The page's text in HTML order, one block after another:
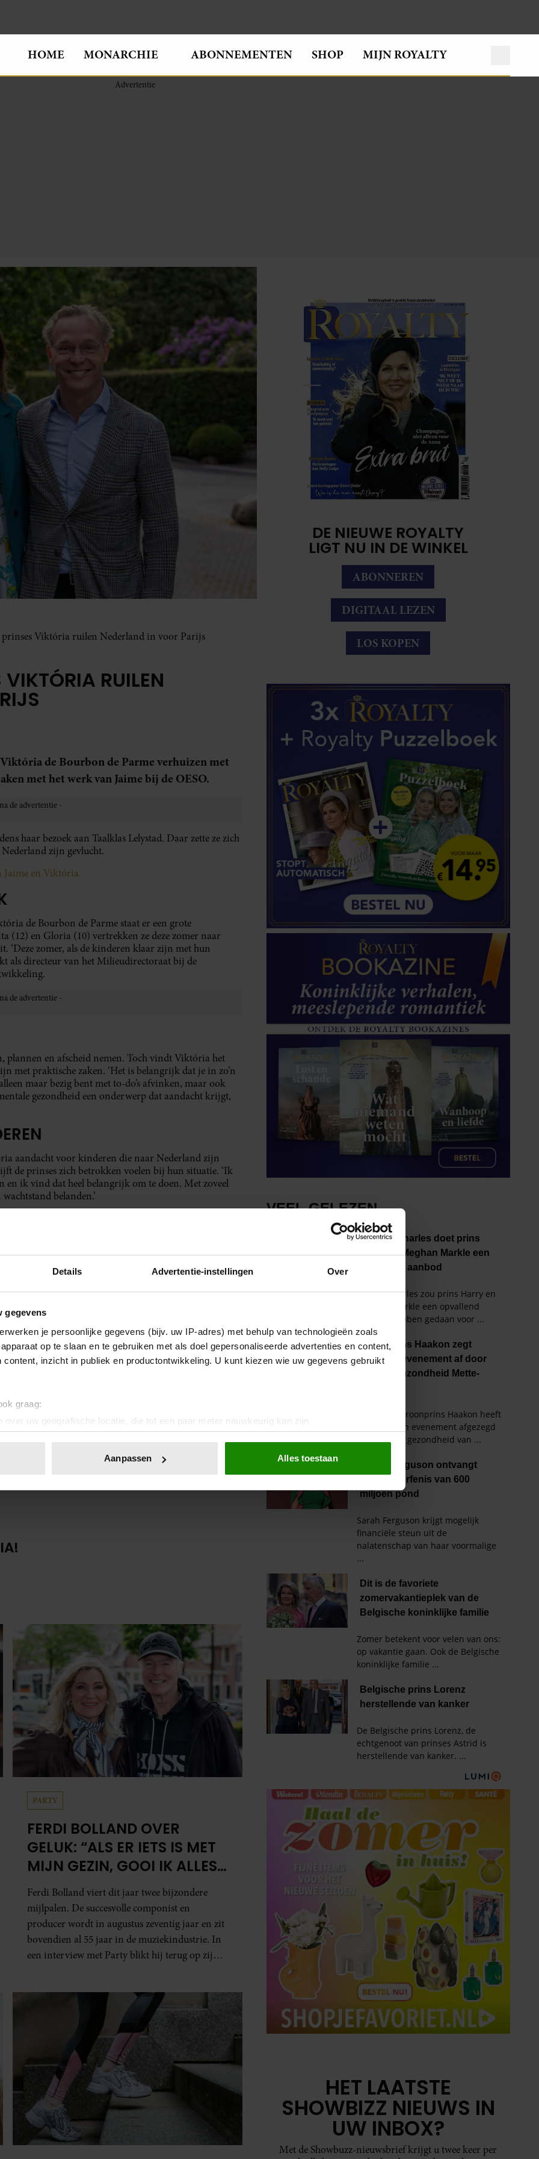
Details Advertentie-instellingen Over
gegevens
je persoonlijke gegevens (bijv. uw IP-adres) met behulp van technologieën zoals
op te slaan en te gebruiken met als doel gepersonaliseerde advertenties en content,
content, inzicht in publiek en productontwikkeling. U kunt kiezen wie uw gegevens gebruikt
graag:
over uw geografische locatie, die tot een paar meter nauwkeurig kan zijn
door het actief te scannen op specifieke eigenschappen (fingerprinting)
of intrekken in de Cookieverklaring.
en advertenties te personaliseren, om functies voor social media te bieden en om ons
Ook delen we informatie over uw gebruik van onze site met onze partners voor social
Deze partners kunnen deze gegevens combineren met andere informatie die u aan ze heeft
op basis van uw gebruik van hun services. U gaat akkoord met onze cookies als u
Aanpassen Alles toestaan
HOME MONARCHIE ABONNEMENTEN SHOP MIJN ROYALTY
prinses Viktória ruilen Nederland in voor Parijs
RUILEN
de Bourbon de Parme verhuizen met
met het werk van Jaime bij de OESO.
haar bezoek aan Taalklas Lelystad. Daar zette ze zich
zijn gevlucht.
Jaime en Viktória
de Bourbon de Parme staat er een grote
(12) en Gloria (10) vertrekken ze deze zomer naar
‘Deze zomer, als de kinderen klaar zijn met hun
als directeur van het Milieudirectoraat bij de
plannen en afscheid nemen. Toch vindt Viktória het
met praktische zaken. ‘Het is belangrijk dat je in zo’n
maar bezig bent met to-do’s afvinken, maar ook
gezondheid een onderwerp dat aandacht krijgt,
aandacht voor kinderen die naar Nederland zijn
de prinses zich betrokken voelen bij hun situatie. ‘Ik
en ik vind dat heel belangrijk om te doen. Met zoveel
belanden.’
Viktória het niet helemaal uit. ‘Ik vind het een heel
maar ik ben nu druk bezig met de verhuizing, mijn
niet.’
Terug in de tijd: het auto-ongeluk van
prins Bernhard
Prinses Amalia vindt steun bij
PARTY
FERDI BOLLAND OVER
GELUK: “ALS ER IETS IS MET
MIJN GEZIN, GOOI IK ALLES
UIT MIJN AGENDA”
Ferdi Bolland viert dit jaar twee bijzondere
mijlpalen. De succesvolle componist en
producer wordt in augustus zeventig jaar en zit
bovendien al 55 jaar in de muziekindustrie. In
een interview met Party blikt hij terug op zijn
tegenwoordig liggen: zijn gezin.
DE NIEUWE ROYALTY
LIGT NU IN DE WINKEL
ABONNEREN
DIGITAAL LEZEN
LOS KOPEN
HET LAATSTE
SHOWBIZZ NIEUWS IN
UW INBOX?
Met de Showbuzz-nieuwsbrief krijgt u twee keer per